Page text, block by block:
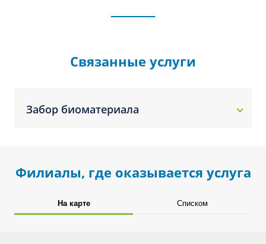
Связанные услуги
Забор биоматериала
Филиалы, где оказывается услуга
На карте Списком